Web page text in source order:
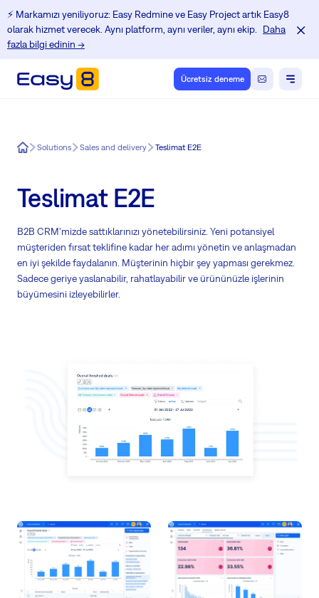
⚡️ Markamızı yeniliyoruz: Easy Redmine ve Easy Project artık Easy8
olarak hizmet verecek. Aynı platform, aynı veriler, aynı ekip.
Daha
fazla bilgi edinin →
Ücretsiz deneme
Easy8Solutions Sales and delivery Teslimat E2E
Teslimat E2E
B2B CRM'mizde sattıklarınızı yönetebilirsiniz. Yeni potansiyel
müşteriden fırsat teklifine kadar her adımı yönetin ve anlaşmadan
en iyi şekilde faydalanın. Müşterinin hiçbir şey yapması gerekmez.
Sadece geriye yaslanabilir, rahatlayabilir ve ürününüzle işlerinin
büyümesini izleyebilirler.